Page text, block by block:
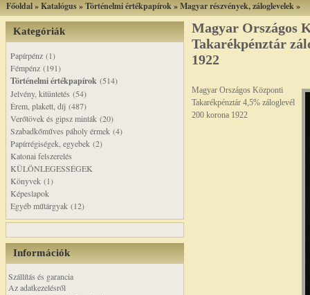
Főoldal»Katalógus»Történelmi értékpapírok»Magyar részvények, záloglevelek»
Kategóriák
Papírpénz (1)
Fémpénz (191)
Történelmi értékpapírok (514)
Jelvény, kitüntetés (54)
Érem, plakett, díj (487)
Verőtövek és gipsz minták (20)
Szabadkőműves páholy érmek (4)
Papírrégiségek, egyebek (2)
Katonai felszerelés
KÜLÖNLEGESSÉGEK
Könyvek (1)
Képeslapok
Egyéb műtárgyak (12)
Információk
Szállítás és garancia
Az adatkezelésről
Magyar Országos
Takarékpénztár
1922
Magyar Országos Központi
Takarékpénztár 4,5% záloglevél
200 korona 1922